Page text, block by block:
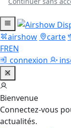
airshow carte
FREN
connexion
Bienvenue
Connectez-vous
actualités.